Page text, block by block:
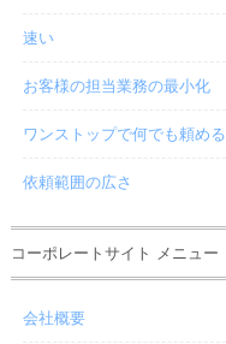
速い
お客様の担当業務の最小化
ワンストップで何でも頼める
依頼範囲の広さ
コーポレートサイト メニュー
会社概要